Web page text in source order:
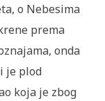
o Nebesima
prema
onda
je plod
koja je zbog